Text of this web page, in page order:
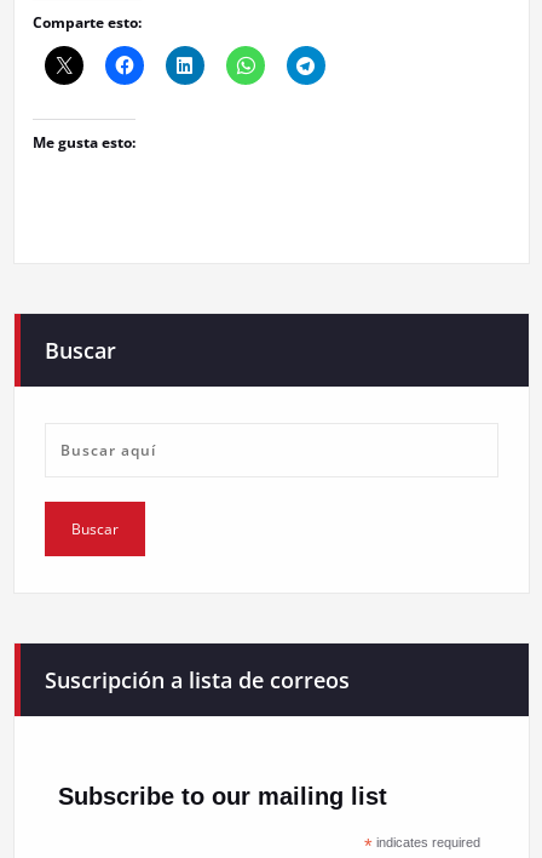
Comparte esto:
Me gusta esto:
Buscar
Suscripción a lista de correos
Subscribe to our mailing list
*indicates required